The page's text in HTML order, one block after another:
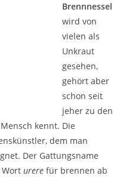
Brennnessel
wird von
vielen als
Unkraut
gesehen,
gehört aber
schon seit
jeher zu den
kennt. Die
dem man
Der Gattungsname
urere für brennen ab